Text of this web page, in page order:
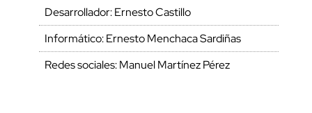
Desarrollador: Ernesto Castillo
Informático: Ernesto Menchaca Sardiñas
Redes sociales: Manuel Martínez Pérez